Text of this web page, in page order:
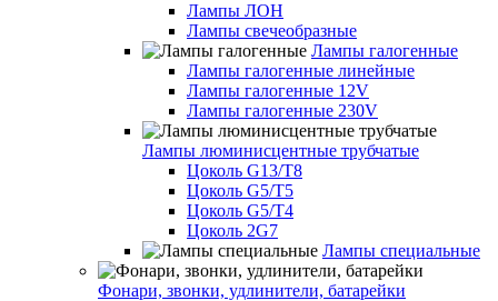
Лампы ЛОН
Лампы свечеобразные
Лампы галогенные
Лампы галогенные линейные
Лампы галогенные 12V
Лампы галогенные 230V
Лампы люминисцентные трубчатые
Цоколь G13/T8
Цоколь G5/Т5
Цоколь G5/T4
Цоколь 2G7
Лампы специальные
Фонари, звонки, удлинители, батарейки